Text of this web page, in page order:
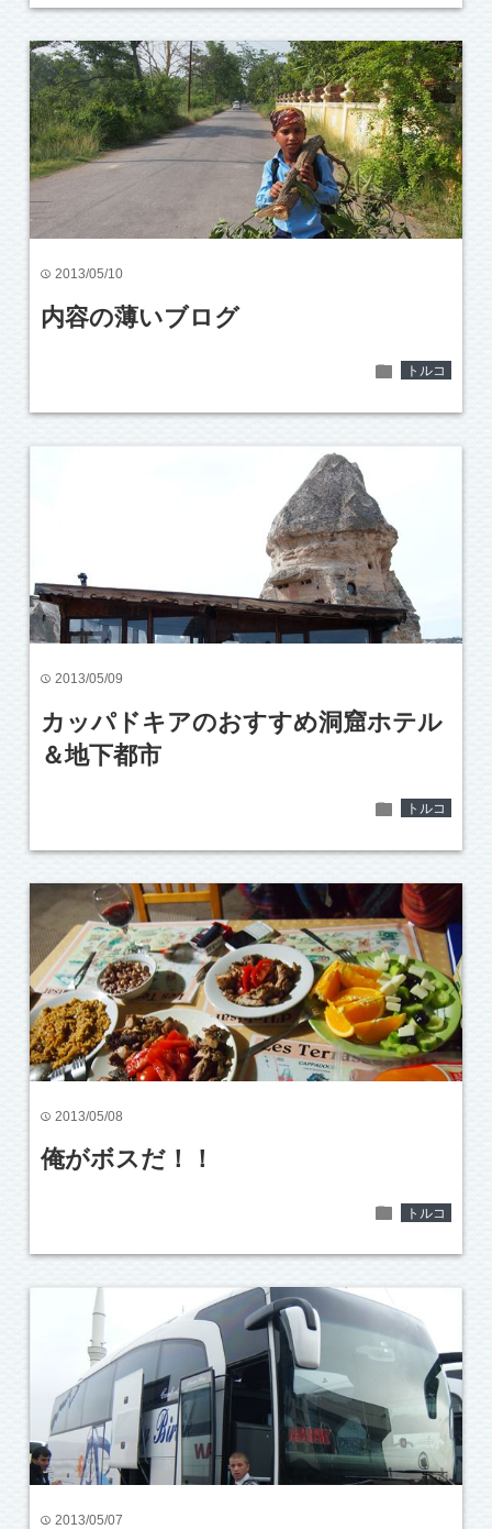
time 2013/05/10
内容の薄いブログ
folder トルコ
time 2013/05/09
カッパドキアのおすすめ洞窟ホテル
＆地下都市
folder トルコ
time 2013/05/08
俺がボスだ！！
folder トルコ
time 2013/05/07